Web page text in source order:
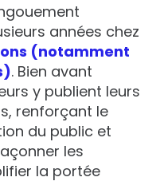
années chez
(notamment
. Bien avant
y publient leurs
renforçant le
du public et
les
la portée